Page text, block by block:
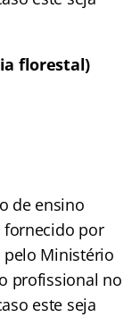
florestal)
de ensino
fornecido por
Ministério
profissional no
este seja